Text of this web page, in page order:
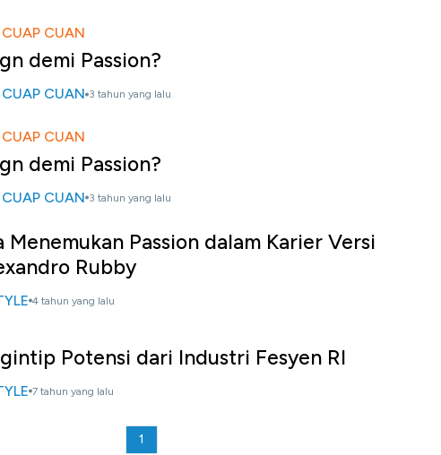
CUAN
demi Passion?
CUAN 3 tahun yang lalu
CUAN
demi Passion?
CUAN 3 tahun yang lalu
Menemukan Passion dalam Karier Versi
Rubby
4 tahun yang lalu
Potensi dari Industri Fesyen RI
7 tahun yang lalu
1